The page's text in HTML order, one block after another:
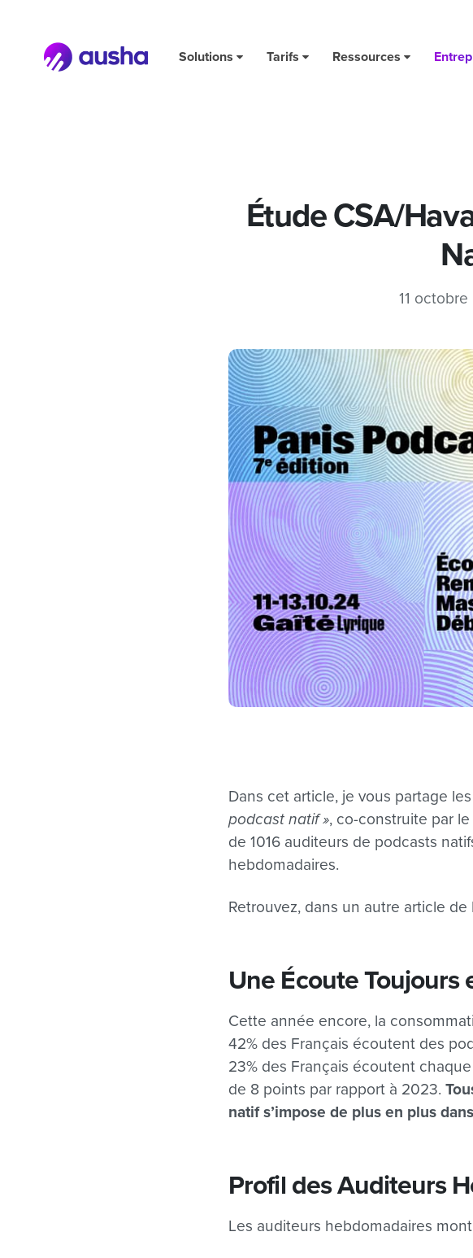
Solutions Tarifs Ressources
Étude CSA/
11
Dans cet article, je vous partage
podcast natif », co-construite par
de 1016 auditeurs de podcasts
hebdomadaires.
Retrouvez, dans un autre article de
Une Écoute Toujours
Cette année encore, la
42% des Français écoutent des
23% des Français écoutent
de 8 points par rapport à 2023.
natif s’impose de plus en plus
Profil des Auditeurs
Les auditeurs hebdomadaires